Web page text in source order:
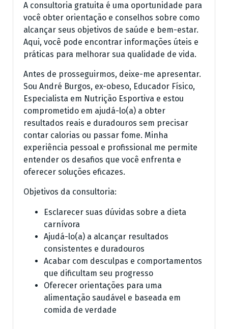
A consultoria gratuita é uma oportunidade para
você obter orientação e conselhos sobre como
alcançar seus objetivos de saúde e bem-estar.
Aqui, você pode encontrar informações úteis e
práticas para melhorar sua qualidade de vida.
Antes de prosseguirmos, deixe-me apresentar.
Sou André Burgos, ex-obeso, Educador Físico,
Especialista em Nutrição Esportiva e estou
comprometido em ajudá-lo(a) a obter
resultados reais e duradouros sem precisar
contar calorias ou passar fome. Minha
experiência pessoal e profissional me permite
entender os desafios que você enfrenta e
oferecer soluções eficazes.
Objetivos da consultoria:
Esclarecer suas dúvidas sobre a dieta
carnívora
Ajudá-lo(a) a alcançar resultados
consistentes e duradouros
Acabar com desculpas e comportamentos
que dificultam seu progresso
Oferecer orientações para uma
alimentação saudável e baseada em
comida de verdade